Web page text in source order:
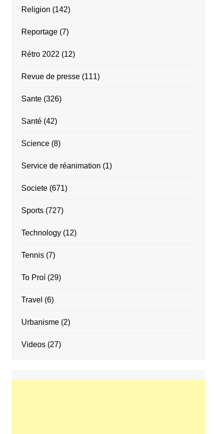
Religion (142)
Reportage(7)
Rétro 2022 (12)
Revue de presse(111)
Sante(326)
Santé(42)
Science(8)
Service de réanimation (1)
Societe(671)
Sports(727)
Technology(12)
Tennis(7)
To Proí(29)
Travel (6)
Urbanisme(2)
Videos(27)